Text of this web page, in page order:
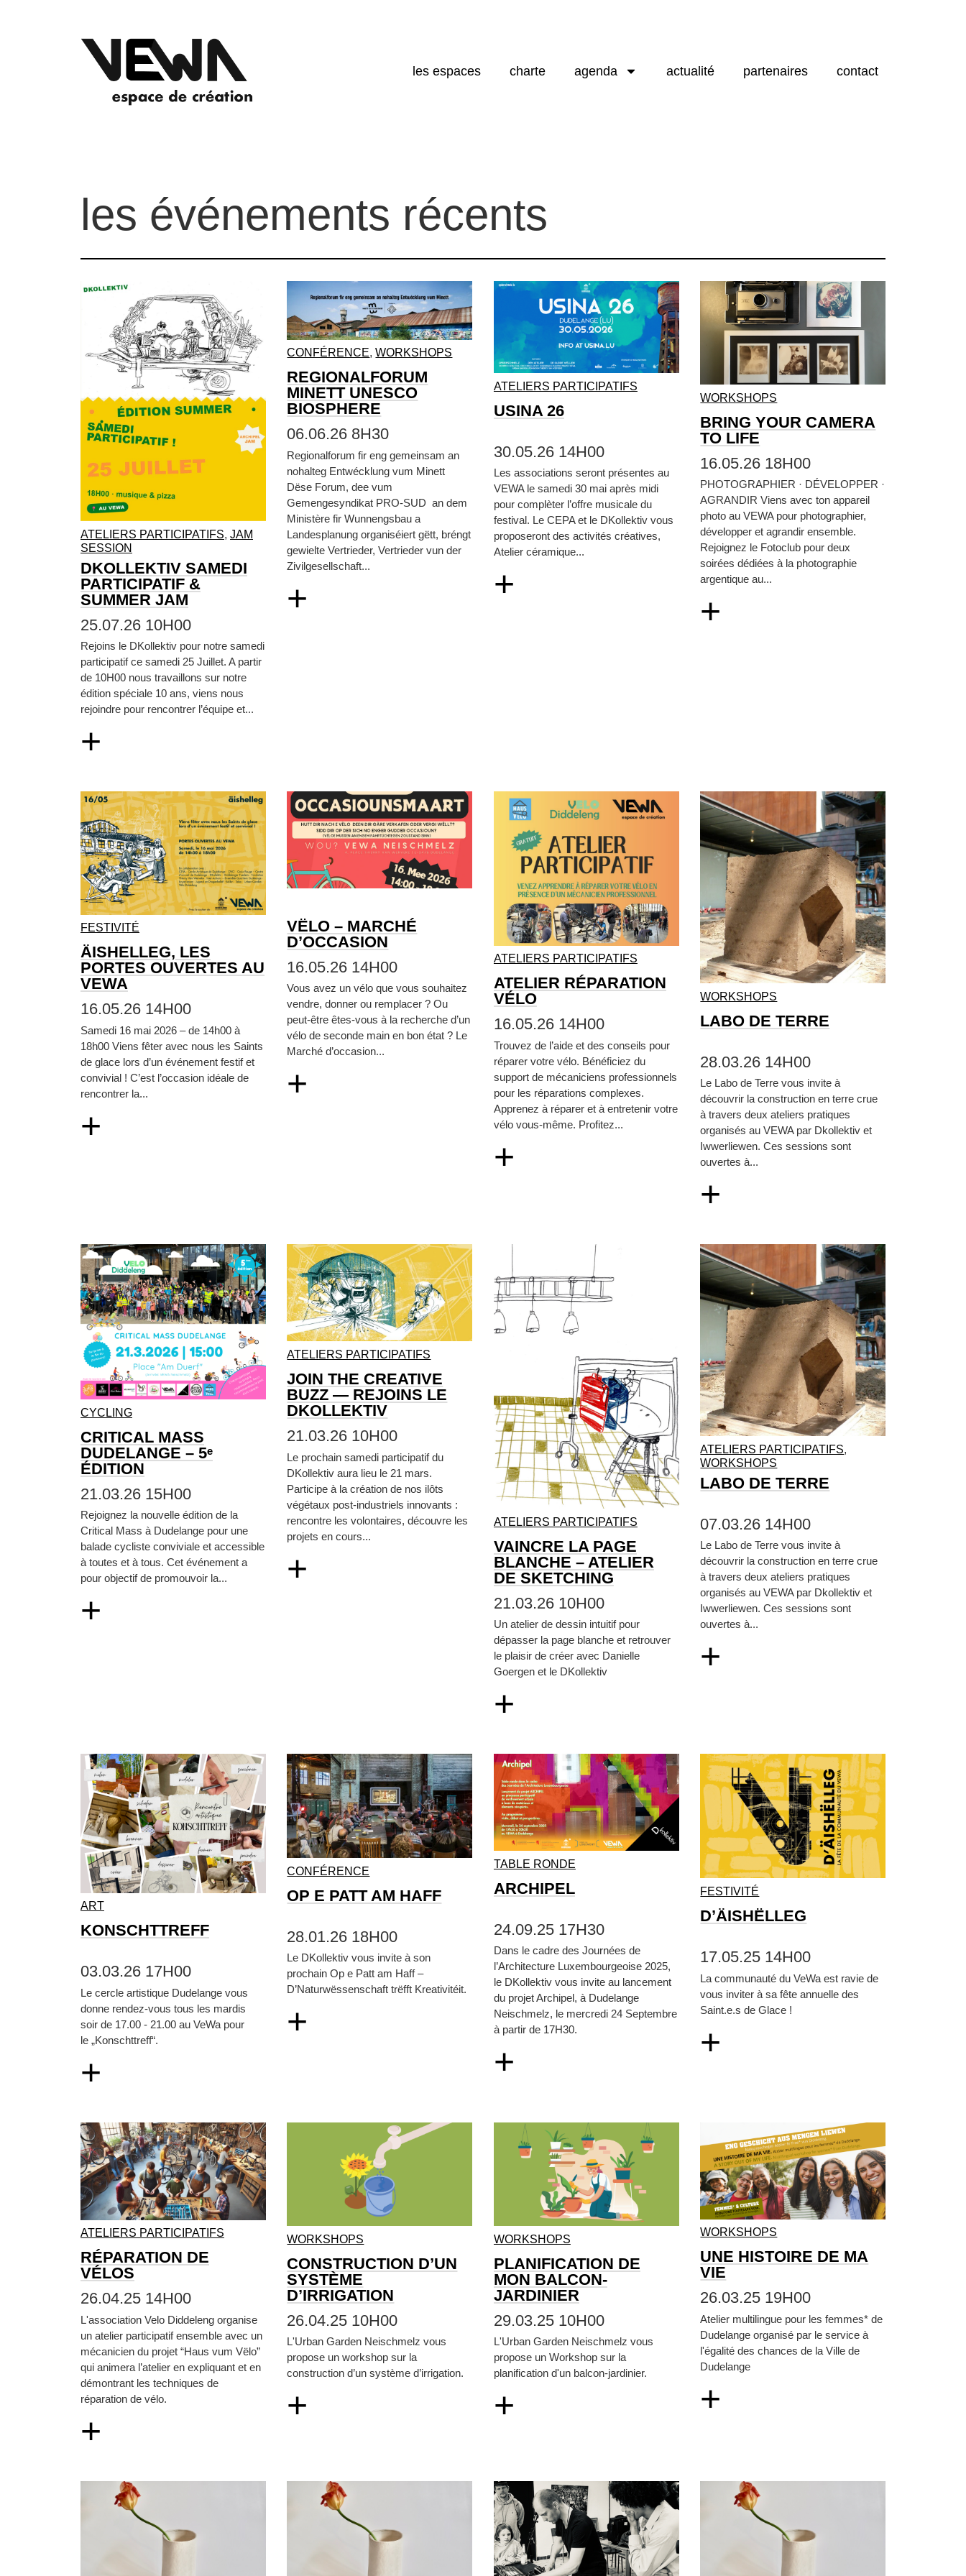
les espaces charte agenda actualité partenaires contact
les événements récents
ATELIERS PARTICIPATIFS, JAM
SESSION
DKOLLEKTIV SAMEDI
PARTICIPATIF &
SUMMER JAM
25.07.26 10H00
Rejoins le DKollektiv pour notre samedi
participatif ce samedi 25 Juillet. A partir
de 10H00 nous travaillons sur notre
édition spéciale 10 ans, viens nous
rejoindre pour rencontrer l’équipe et...
+
CONFÉRENCE,WORKSHOPS
REGIONALFORUM
MINETT UNESCO
BIOSPHERE
06.06.26 8H30
Regionalforum fir eng gemeinsam an
nohalteg Entwécklung vum Minett
Dëse Forum, dee vum
Gemengesyndikat PRO-SUD an dem
Ministère fir Wunnengsbau a
Landesplanung organiséiert gëtt, bréngt
gewielte Vertrieder, Vertrieder vun der
Zivilgesellschaft...
+
ATELIERS PARTICIPATIFS
USINA 26
30.05.26 14H00
Les associations seront présentes au
VEWA le samedi 30 mai après midi
pour complèter l’offre musicale du
festival. Le CEPA et le DKollektiv vous
proposeront des activités créatives,
Atelier céramique...
+
WORKSHOPS
BRING YOUR CAMERA
TO LIFE
16.05.26 18H00
PHOTOGRAPHIER · DÉVELOPPER ·
AGRANDIR Viens avec ton appareil
photo au VEWA pour photographier,
développer et agrandir ensemble.
Rejoignez le Fotoclub pour deux
soirées dédiées à la photographie
argentique au...
+
FESTIVITÉ
ÄISHELLEG, LES
PORTES OUVERTES AU
VEWA
16.05.26 14H00
Samedi 16 mai 2026 – de 14h00 à
18h00 Viens fêter avec nous les Saints
de glace lors d’un événement festif et
convivial ! C’est l’occasion idéale de
rencontrer la...
+
VËLO – MARCHÉ
D’OCCASION
16.05.26 14H00
Vous avez un vélo que vous souhaitez
vendre, donner ou remplacer ? Ou
peut‑être êtes‑vous à la recherche d’un
vélo de seconde main en bon état ? Le
Marché d’occasion...
+
ATELIERS PARTICIPATIFS
ATELIER RÉPARATION
VÉLO
16.05.26 14H00
Trouvez de l’aide et des conseils pour
réparer votre vélo. Bénéficiez du
support de mécaniciens professionnels
pour les réparations complexes.
Apprenez à réparer et à entretenir votre
vélo vous‑même. Profitez...
+
WORKSHOPS
LABO DE TERRE
28.03.26 14H00
Le Labo de Terre vous invite à
découvrir la construction en terre crue
à travers deux ateliers pratiques
organisés au VEWA par Dkollektiv et
Iwwerliewen. Ces sessions sont
ouvertes à...
+
CYCLING
CRITICAL MASS
DUDELANGE – 5ᵉ
ÉDITION
21.03.26 15H00
Rejoignez la nouvelle édition de la
Critical Mass à Dudelange pour une
balade cycliste conviviale et accessible
à toutes et à tous. Cet événement a
pour objectif de promouvoir la...
+
ATELIERS PARTICIPATIFS
JOIN THE CREATIVE
BUZZ — REJOINS LE
DKOLLEKTIV
21.03.26 10H00
Le prochain samedi participatif du
DKollektiv aura lieu le 21 mars.
Participe à la création de nos ilôts
végétaux post-industriels innovants :
rencontre les volontaires, découvre les
projets en cours...
+
ATELIERS PARTICIPATIFS
VAINCRE LA PAGE
BLANCHE – ATELIER
DE SKETCHING
21.03.26 10H00
Un atelier de dessin intuitif pour
dépasser la page blanche et retrouver
le plaisir de créer avec Danielle
Goergen et le DKollektiv
+
ATELIERS PARTICIPATIFS,
WORKSHOPS
LABO DE TERRE
07.03.26 14H00
Le Labo de Terre vous invite à
découvrir la construction en terre crue
à travers deux ateliers pratiques
organisés au VEWA par Dkollektiv et
Iwwerliewen. Ces sessions sont
ouvertes à...
+
ART
KONSCHTTREFF
03.03.26 17H00
Le cercle artistique Dudelange vous
donne rendez-vous tous les mardis
soir de 17.00 - 21.00 au VeWa pour
le „Konschttreff“.
+
CONFÉRENCE
OP E PATT AM HAFF
28.01.26 18H00
Le DKollektiv vous invite à son
prochain Op e Patt am Haff –
D’Naturwëssenschaft trëfft Kreativitéit.
+
TABLE RONDE
ARCHIPEL
24.09.25 17H30
Dans le cadre des Journées de
l’Architecture Luxembourgeoise 2025,
le DKollektiv vous invite au lancement
du projet Archipel, à Dudelange
Neischmelz, le mercredi 24 Septembre
à partir de 17H30.
+
FESTIVITÉ
D’ÄISHËLLEG
17.05.25 14H00
La communauté du VeWa est ravie de
vous inviter à sa fête annuelle des
Saint.e.s de Glace !
+
ATELIERS PARTICIPATIFS
RÉPARATION DE
VÉLOS
26.04.25 14H00
L'association Velo Diddeleng organise
un atelier participatif ensemble avec un
mécanicien du projet “Haus vum Vëlo”
qui animera l’atelier en expliquant et en
démontrant les techniques de
réparation de vélo.
+
WORKSHOPS
CONSTRUCTION D’UN
SYSTÈME
D’IRRIGATION
26.04.25 10H00
L'Urban Garden Neischmelz vous
propose un workshop sur la
construction d’un système d’irrigation.
+
WORKSHOPS
PLANIFICATION DE
MON BALCON-
JARDINIER
29.03.25 10H00
L'Urban Garden Neischmelz vous
propose un Workshop sur la
planification d'un balcon-jardinier.
+
WORKSHOPS
UNE HISTOIRE DE MA
VIE
26.03.25 19H00
Atelier multilingue pour les femmes* de
Dudelange organisé par le service à
l'égalité des chances de la Ville de
Dudelange
+